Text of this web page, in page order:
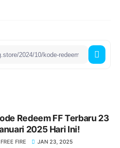
Redeem FF Terbaru 23
2025 Hari Ini!
FREE FIRE JAN 23, 2025